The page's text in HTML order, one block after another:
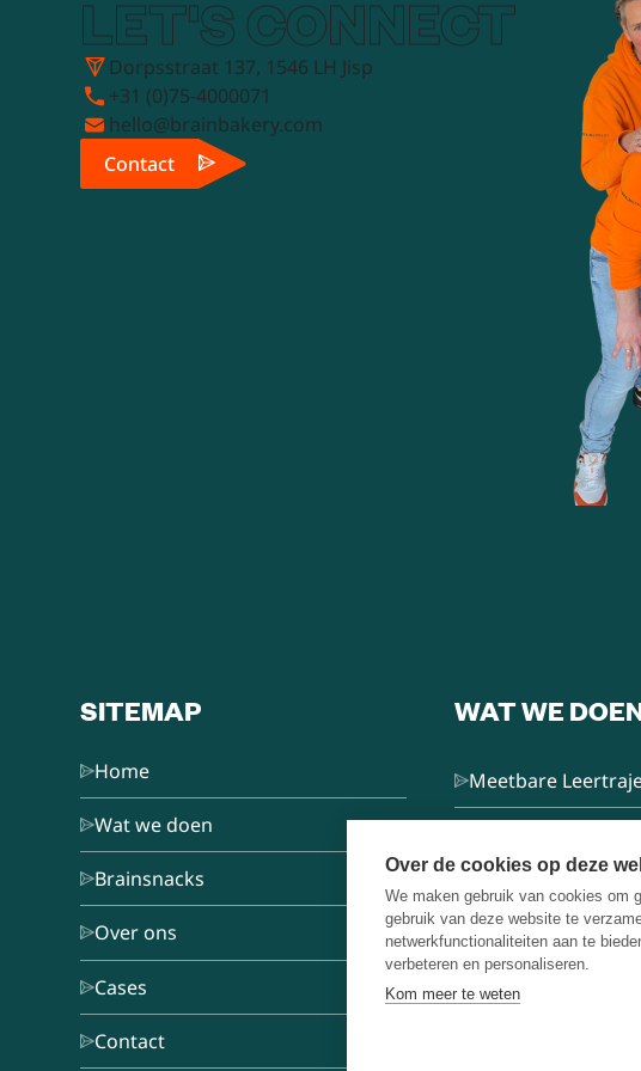
LET'S CONNECT
Dorpsstraat 137, 1546 LH Jisp
+31 (0)75-4000071
hello@brainbakery.com
Contact
SITEMAP
Home
Wat we doen
Brainsnacks
Over ons
Cases
Contact
WAT WE
Meetbare
Train de Trainer
Keynotes
Over de cookies op deze
We maken gebruik van cookies om
gebruik van deze website te
netwerkfunctionaliteiten aan te
verbeteren en personaliseren.
Kom meer te weten